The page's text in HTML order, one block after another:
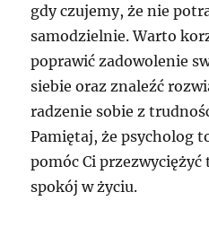
gdy czujemy, że nie
samodzielnie. Warto
poprawić zadowolenie
siebie oraz znaleźć
radzenie sobie z
Pamiętaj, że psycholog
pomóc Ci
spokój w życiu.